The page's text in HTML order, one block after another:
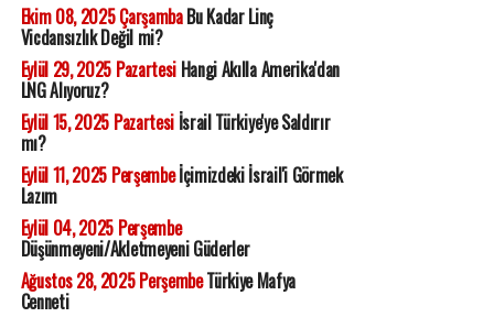
Ekim 08, 2025 ÇarşambaBu Kadar Linç
Vicdansızlık Değil mi?
Eylül 29, 2025 PazartesiHangi Akılla Amerika'dan
LNG Alıyoruz?
Eylül 15, 2025 Pazartesiİsrail Türkiye'ye Saldırır
mı?
Eylül 11, 2025 Perşembeİçimizdeki İsrail'i Görmek
Lazım
Eylül 04, 2025 Perşembe
Düşünmeyeni/Akletmeyeni Güderler
Ağustos 28, 2025 PerşembeTürkiye Mafya
Cenneti